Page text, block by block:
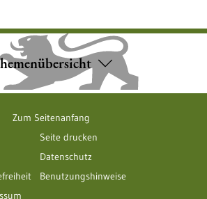
Zum Seitenanfang
Seite drucken
Datenschutz
Benutzungshinweise